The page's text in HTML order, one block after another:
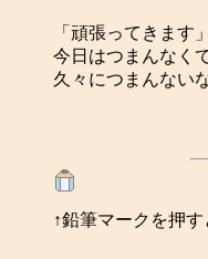
「頑張ってきます
今日はつまんなく
久々につまんない
↑鉛筆マークを押